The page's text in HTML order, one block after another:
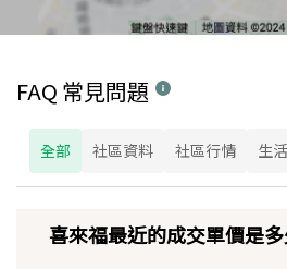
FAQ 常見問題
全部 社區資料 社區行情 生
喜來福最近的成交單價是多